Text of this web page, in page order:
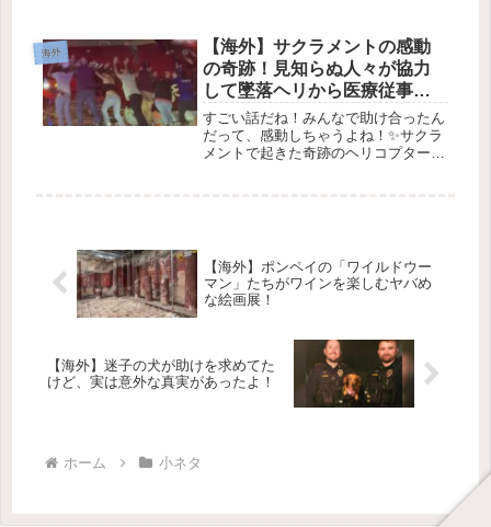
ある新しいお菓子屋さんにまつわる、
素敵なお話を紹介するよ。このスト
ー...
海外
【海外】サクラメントの感動
の奇跡！見知らぬ人々が協力
して墜落ヘリから医療従事者
を救出
すごい話だね！みんなで助け合ったん
だって、感動しちゃうよね！✨サクラ
メントで起きた奇跡のヘリコプター救
【海外】ポンペイの「ワイルドウー
マン」たちがワインを楽しむヤバめ
な絵画展！
【海外】迷子の犬が助けを求めてた
けど、実は意外な真実があったよ！
ホーム 小ネタ